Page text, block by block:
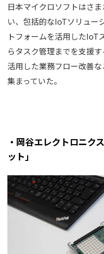
日本マイクロソフトはさ
い、包括的なIoTソリュー
トフォームを活用したIoT
らタスク管理までを支援
活用した業務フロー改善
集まっていた。
・岡谷エレクトロニク
ット」